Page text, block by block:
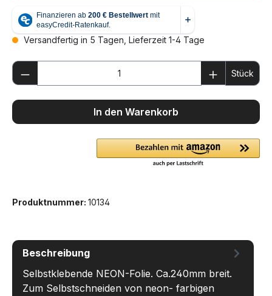
Versandfertig in 5 Tagen, Lieferzeit 1-4 Tage
Produkt Anzahl: Gib den gewünschten
Stück
In den Warenkorb
Produktnummer: 10134
Beschreibung
Selbstklebende NEON-Folie. Ca.240mm breit.
Zum Selbstschneiden von neon- farbigen